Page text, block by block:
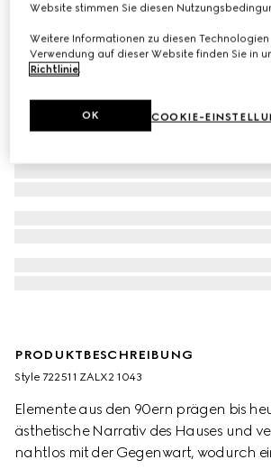
PRODUKTBESCHREIBUNG
Style ‎722511 ZALX2 1043
Elemente aus den 90ern prägen bis
ästhetische Narrativ des Hauses und
nahtlos mit der Gegenwart, wodurch
Website stimmen Sie diesen
Weitere Informationen zu diesen
Verwendung auf dieser Website finden Sie in
Richtlinie.
COOKIE-
OK